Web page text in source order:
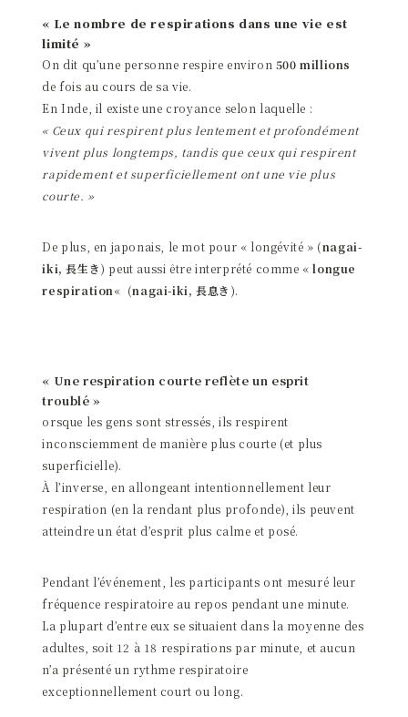
« Le nombre de respirations dans une vie est
limité »
On dit qu’une personne respire environ 500 millions
de fois au cours de sa vie.
En Inde, il existe une croyance selon laquelle :
« Ceux qui respirent plus lentement et profondément
vivent plus longtemps, tandis que ceux qui respirent
rapidement et superficiellement ont une vie plus
courte. »
De plus, en japonais, le mot pour « longévité » (nagai-
iki, 長生き) peut aussi être interprété comme «longue
respiration« (nagai-iki, 長息き).
« Une respiration courte reflète un esprit
troublé »
orsque les gens sont stressés, ils respirent
inconsciemment de manière plus courte (et plus
superficielle).
À l’inverse, en allongeant intentionnellement leur
respiration (en la rendant plus profonde), ils peuvent
atteindre un état d’esprit plus calme et posé.
Pendant l’événement, les participants ont mesuré leur
fréquence respiratoire au repos pendant une minute.
La plupart d’entre eux se situaient dans la moyenne des
adultes, soit 12 à 18 respirations par minute, et aucun
n’a présenté un rythme respiratoire
exceptionnellement court ou long.